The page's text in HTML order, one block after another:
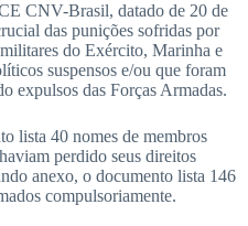
CNV-Brasil, datado de 20 de
das punições sofridas por
do Exército, Marinha e
suspensos e/ou que foram
expulsos das Forças Armadas.
lista 40 nomes de membros
perdido seus direitos
anexo, o documento lista 146
compulsoriamente.